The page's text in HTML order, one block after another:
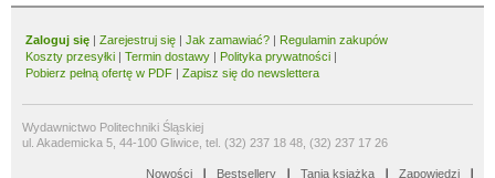
Zaloguj się | Zarejestruj się | Jak zamawiać? | Regulamin zakupów
Koszty przesyłki | Termin dostawy | Polityka prywatności |
Pobierz pełną ofertę w PDF | Zapisz się do newslettera
Wydawnictwo Politechniki Śląskiej
ul. Akademicka 5, 44-100 Gliwice, tel. (32) 237 18 48, (32) 237 17 26
Nowości Bestsellery Tania książka Zapowiedzi